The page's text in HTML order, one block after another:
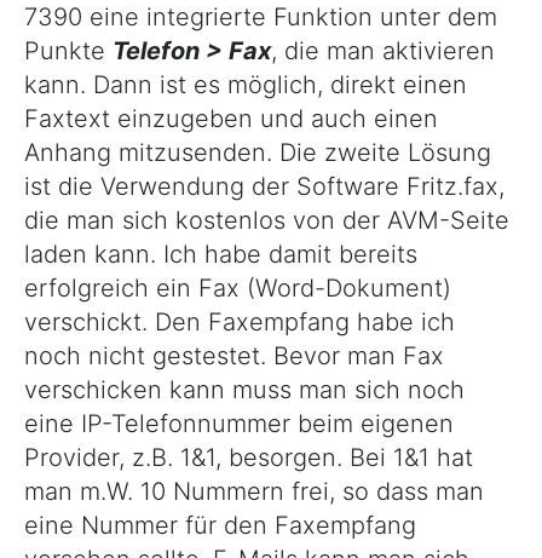
7390 eine integrierte Funktion unter dem
Punkte Telefon > Fax, die man aktivieren
kann. Dann ist es möglich, direkt einen
Faxtext einzugeben und auch einen
Anhang mitzusenden. Die zweite Lösung
ist die Verwendung der Software Fritz.fax,
die man sich kostenlos von der AVM-Seite
laden kann. Ich habe damit bereits
erfolgreich ein Fax (Word-Dokument)
verschickt. Den Faxempfang habe ich
noch nicht gestestet. Bevor man Fax
verschicken kann muss man sich noch
eine IP-Telefonnummer beim eigenen
Provider, z.B. 1&1, besorgen. Bei 1&1 hat
man m.W. 10 Nummern frei, so dass man
eine Nummer für den Faxempfang